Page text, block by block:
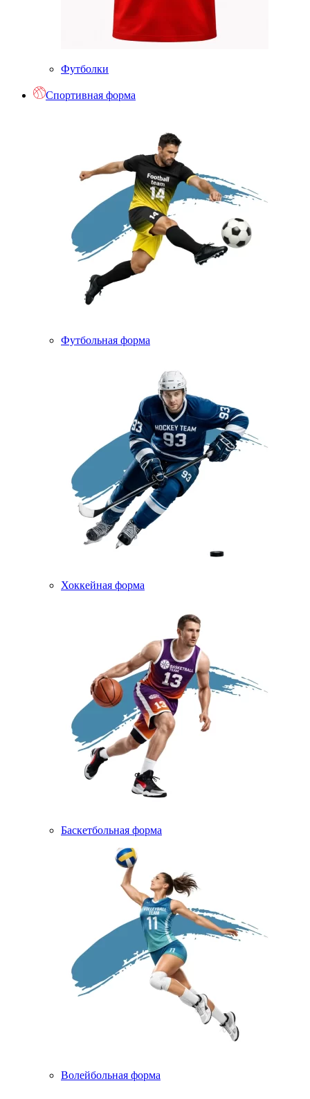
Футболки
Спортивная форма
Футбольная форма
Хоккейная форма
Баскетбольная форма
Волейбольная форма